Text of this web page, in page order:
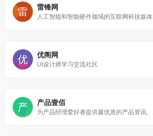
雷锋网
人工智能和智能硬件领域的互联网科技媒体
优阁网
UI设计师学习交流社区
产品壹佰